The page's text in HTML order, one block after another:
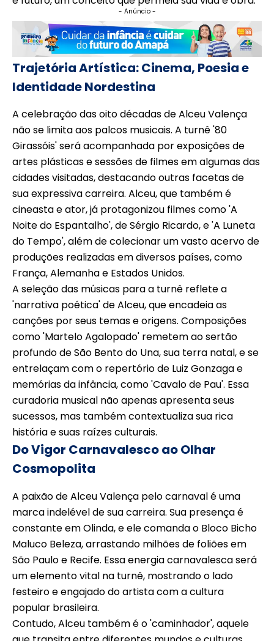
- Anúncio -
Trajetória Artística: Cinema, Poesia e
Identidade Nordestina
A celebração das oito décadas de Alceu Valença
não se limita aos palcos musicais. A turnê '80
Girassóis' será acompanhada por exposições de
artes plásticas e sessões de filmes em algumas das
cidades visitadas, destacando outras facetas de
sua expressiva carreira. Alceu, que também é
cineasta e ator, já protagonizou filmes como 'A
Noite do Espantalho', de Sérgio Ricardo, e 'A Luneta
do Tempo', além de colecionar um vasto acervo de
produções realizadas em diversos países, como
França, Alemanha e Estados Unidos.
A seleção das músicas para a turnê reflete a
'narrativa poética' de Alceu, que encadeia as
canções por seus temas e origens. Composições
como 'Martelo Agalopado' remetem ao sertão
profundo de São Bento do Una, sua terra natal, e se
entrelaçam com o repertório de Luiz Gonzaga e
memórias da infância, como 'Cavalo de Pau'. Essa
curadoria musical não apenas apresenta seus
sucessos, mas também contextualiza sua rica
história e suas raízes culturais.
Do Vigor Carnavalesco ao Olhar
Cosmopolita
A paixão de Alceu Valença pelo carnaval é uma
marca indelével de sua carreira. Sua presença é
constante em Olinda, e ele comanda o Bloco Bicho
Maluco Beleza, arrastando milhões de foliões em
São Paulo e Recife. Essa energia carnavalesca será
um elemento vital na turnê, mostrando o lado
festeiro e engajado do artista com a cultura
popular brasileira.
Contudo, Alceu também é o 'caminhador', aquele